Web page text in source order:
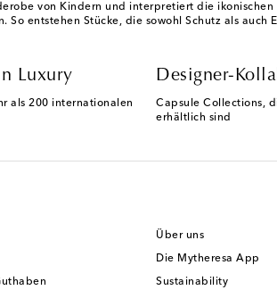
von Kindern und interpretiert die
So entstehen Stücke, die sowohl Schutz als
Luxury
als 200 internationalen
Designer-
Capsule Collections,
erhältlich sind
Über uns
Die Mytheresa App
Sustainability